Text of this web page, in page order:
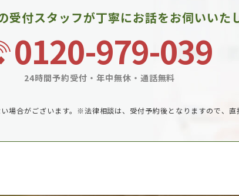
受付スタッフが丁寧にお話をお伺いいた
0120-979-039
24時間予約受付・年中無休・通話無料
場合がございます。 ※法律相談は、受付予約後となりますので、